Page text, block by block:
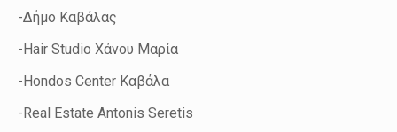
-Δήμο Καβάλας
-Hair Studio Χάνου Μαρία
-Hondos Center Καβάλα
-Real Estate Antonis Seretis